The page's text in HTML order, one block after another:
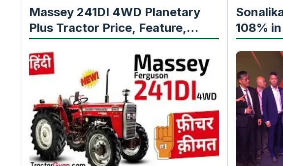
Massey 241DI 4WD Planetary
Plus Tractor Price, Feature,
Specification, Warranty Review
India
108%